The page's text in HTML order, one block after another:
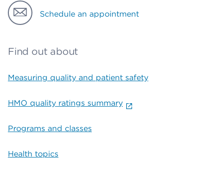
Schedule an appointment
Find out about
Measuring quality and patient safety
HMO quality ratings summary
Programs and classes
Health topics